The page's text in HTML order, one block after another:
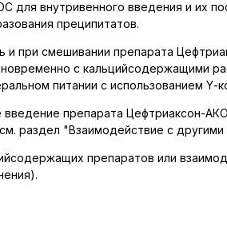
для внутривенного введения и их
преципитатов.
при смешивании препарата
с кальцийсодержащими
питании с использованием Y-
препарата Цефтриаксон-
раздел "Взаимодействие с
препаратов или